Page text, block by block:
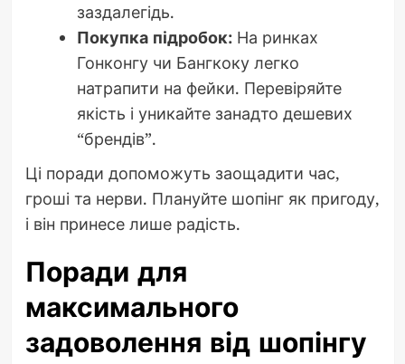
заздалегідь.
Покупка підробок:На ринках
Гонконгу чи Бангкоку легко
натрапити на фейки. Перевіряйте
якість і уникайте занадто дешевих
“брендів”.
Ці поради допоможуть заощадити час,
гроші та нерви. Плануйте шопінг як пригоду,
і він принесе лише радість.
Поради для
максимального
задоволення від шопінгу